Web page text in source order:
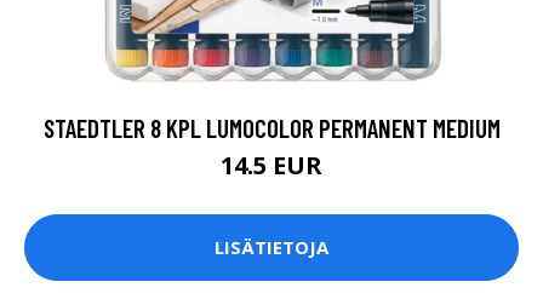
STAEDTLER 8 KPL LUMOCOLOR PERMANENT MEDIUM
14.5 EUR
LISÄTIETOJA